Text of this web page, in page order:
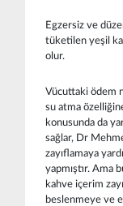
Egzersiz ve
tüketilen yeşil
olur.
Vücuttaki ödem
su atma
konusunda da
sağlar, Dr
zayıflamaya
yapmıştır. Ama
kahve içerim
beslenmeye ve